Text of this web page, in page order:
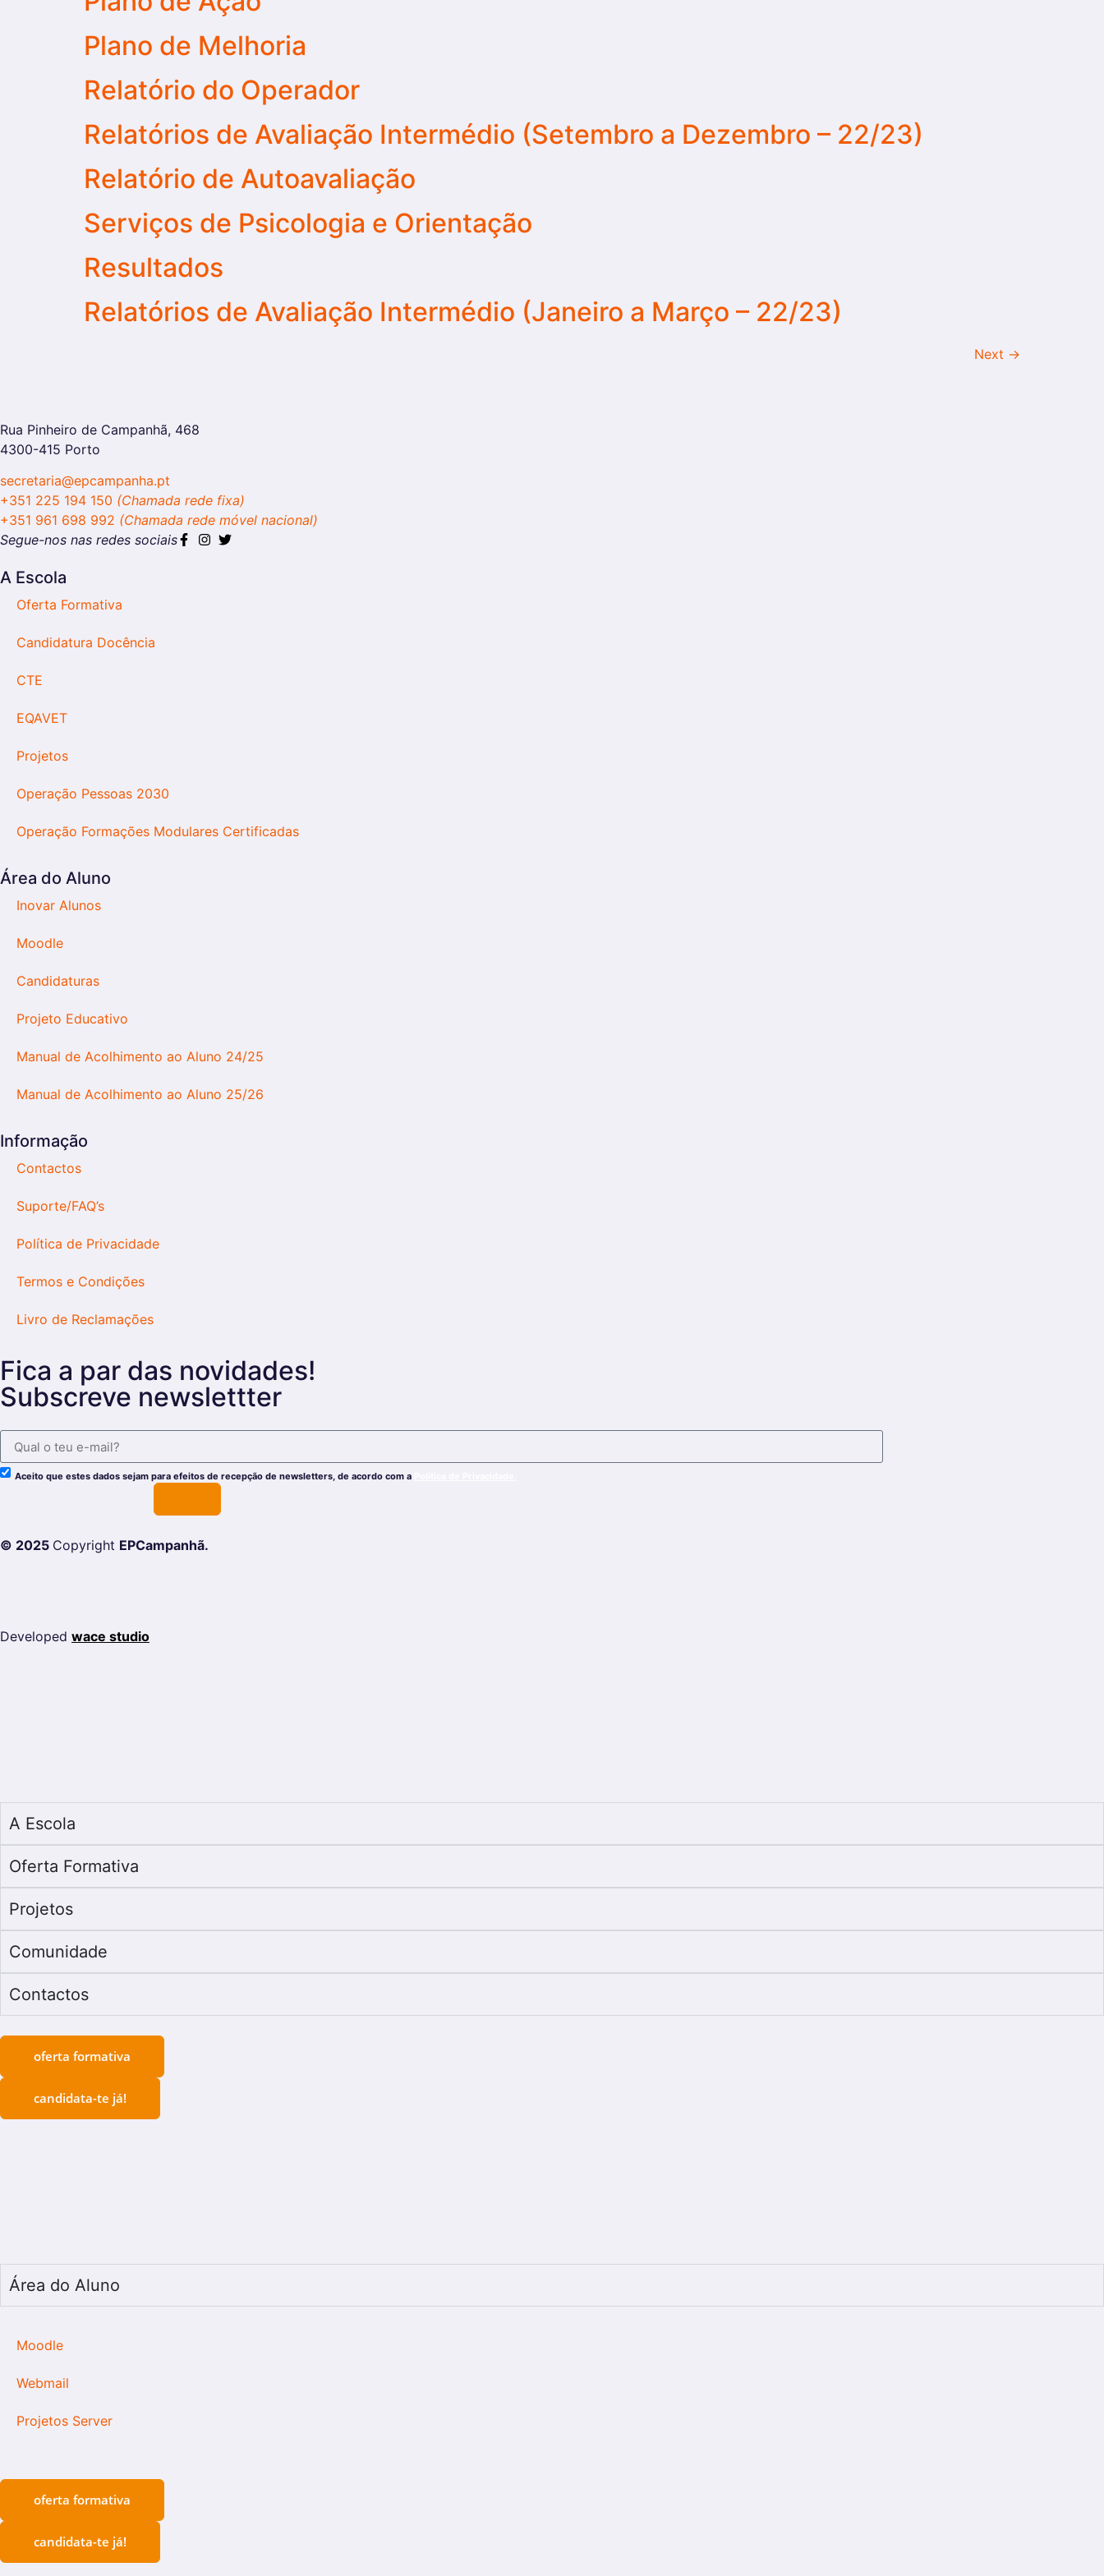
Plano de Melhoria
Relatório do Operador
Relatórios de Avaliação Intermédio (Setembro a Dezembro – 22/23)
Relatório de Autoavaliação
Serviços de Psicologia e Orientação
Resultados
Relatórios de Avaliação Intermédio (Janeiro a Março – 22/23)
Next →
Rua Pinheiro de Campanhã, 468
4300-415 Porto
secretaria@epcampanha.pt
+351 225 194 150 (Chamada rede fixa)
+351 961 698 992 (Chamada rede móvel nacional)
Segue-nos nas redes sociais
A Escola
Oferta Formativa
Candidatura Docência
CTE
EQAVET
Projetos
Operação Pessoas 2030
Operação Formações Modulares Certificadas
Área do Aluno
Inovar Alunos
Moodle
Candidaturas
Projeto Educativo
Manual de Acolhimento ao Aluno 24/25
Manual de Acolhimento ao Aluno 25/26
Informação
Contactos
Suporte/FAQ’s
Política de Privacidade
Termos e Condições
Livro de Reclamações
Fica a par das novidades!
Subscreve newslettter
Aceito que estes dados sejam para efeitos de recepção de newsletters, de acordo com a
© 2025 Copyright EPCampanhã.
Developed wace studio
A Escola
Oferta Formativa
Projetos
Comunidade
Contactos
oferta formativa
candidata-te já!
Área do Aluno
Moodle
Webmail
Projetos Server
oferta formativa
candidata-te já!